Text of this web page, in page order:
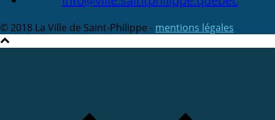
© 2018 La Ville de Saint-Philippe - mentions légales